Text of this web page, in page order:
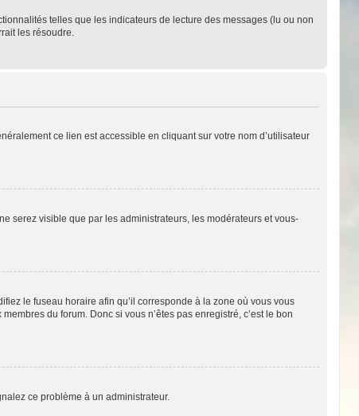
telles que les indicateurs de lecture des messages (lu ou non
les résoudre.
ce lien est accessible en cliquant sur votre nom d’utilisateur
serez visible que par les administrateurs, les modérateurs et vous-
le fuseau horaire afin qu’il corresponde à la zone où vous vous
du forum. Donc si vous n’êtes pas enregistré, c’est le bon
ce problème à un administrateur.